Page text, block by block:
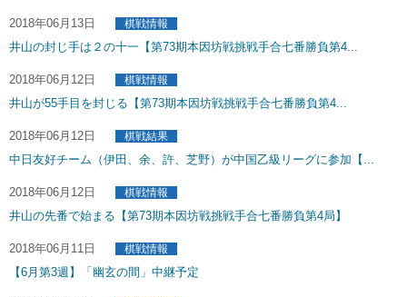
2018年06月13日 棋戦情報
井山の封じ手は２の十一【第73期本因坊戦挑戦手合七番勝負第4...
2018年06月12日 棋戦情報
井山が55手目を封じる【第73期本因坊戦挑戦手合七番勝負第4...
2018年06月12日 棋戦結果
中日友好チーム（伊田、余、許、芝野）が中国乙級リーグに参加【...
2018年06月12日 棋戦情報
井山の先番で始まる【第73期本因坊戦挑戦手合七番勝負第4局】
2018年06月11日 棋戦情報
【6月第3週】「幽玄の間」中継予定